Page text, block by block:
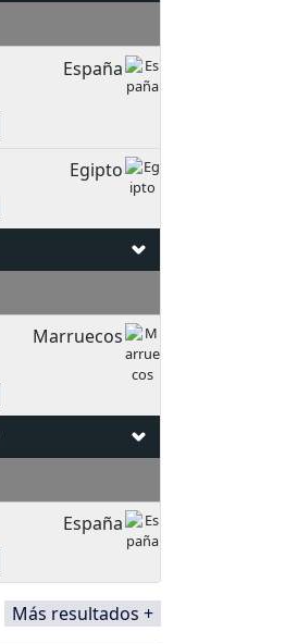
España
Egipto
Marruecos
España
Más resultados +